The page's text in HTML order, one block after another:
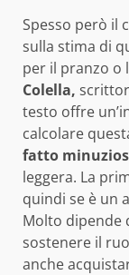
Spesso però il
sulla stima di
per il pranzo o
Colella,
testo offre
calcolare
fatto
leggera. La
quindi se è un
Molto dipende
sostenere il
anche